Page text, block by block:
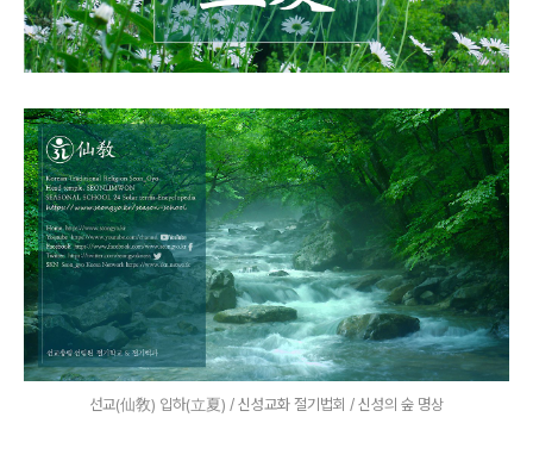
선교(仙敎) 입하(立夏) / 신성교화 절기법회 / 신성의 숲 명상